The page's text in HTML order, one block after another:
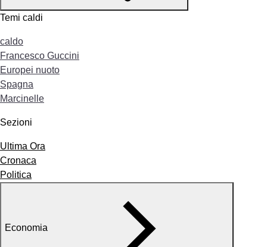
Temi caldi
caldo
Francesco Guccini
Europei nuoto
Spagna
Marcinelle
Sezioni
Ultima Ora
Cronaca
Politica
Economia